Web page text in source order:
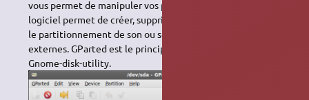
vous permet de manipuler vos partitions. À lui tout seul, ce
logiciel permet de créer, supprimer, formater, donc modifier
le partitionnement de son ou ses disques durs internes et
externes. GParted est le principal outil graphique avec
Gnome-disk-utility.